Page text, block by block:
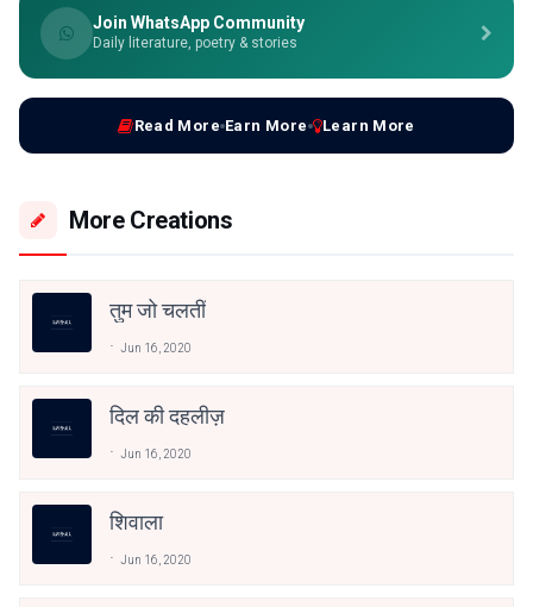
Join WhatsApp Community
Daily literature, poetry & stories
Read More Earn More Learn More
More Creations
तुम जो चलतीं
Jun 16, 2020
दिल की दहलीज़
Jun 16, 2020
शिवाला
Jun 16, 2020